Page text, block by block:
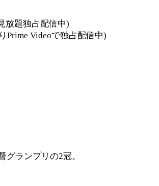
放題独占配信中)
Prime Videoで独占配信中)
グランプリの2冠。